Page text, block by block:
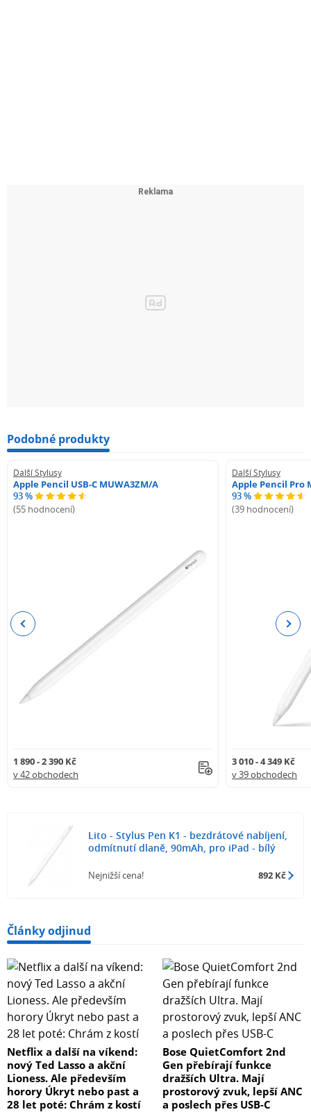
Podobné produkty
Další Stylusy
Apple Pencil USB-C MUWA3ZM/A
93 %
(55 hodnocení)
1 890 - 2 390 Kč
v 42 obchodech
Další Stylusy
Apple Pencil Pro
93 %
(39 hodnocení)
3 010 - 4 349 Kč
v 39 obchodech
Previous Next
Lito - Stylus Pen K1 - bezdrátové nabíjení,
odmítnutí dlaně, 90mAh, pro iPad - bílý
Nejnižší cena! 892 Kč
Články odjinud
Netflix a další na víkend:
nový Ted Lasso a akční
Lioness. Ale především
horory Úkryt nebo past a
28 let poté: Chrám z kostí
Bose QuietComfort 2nd
Gen přebírají funkce
dražších Ultra. Mají
prostorový zvuk, lepší ANC
a poslech přes USB-C